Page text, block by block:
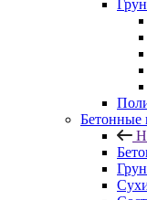
Бетонные